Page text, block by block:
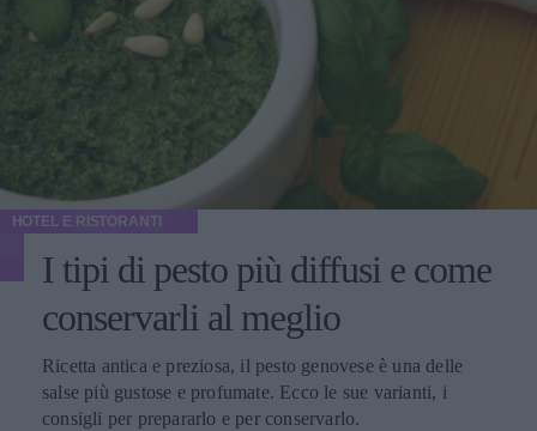
HOTEL E RISTORANTI
I tipi di pesto più diffusi e come
conservarli al meglio
Ricetta antica e preziosa, il pesto genovese è una delle
salse più gustose e profumate. Ecco le sue varianti, i
consigli per prepararlo e per conservarlo.